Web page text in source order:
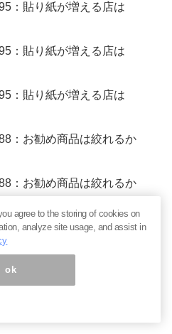
：貼り紙が増える店は
：貼り紙が増える店は
：貼り紙が増える店は
：お勧め商品は絞れるか
：お勧め商品は絞れるか
：お勧め商品は絞れるか
：お勧め商品は絞れるか
agree to the storing of cookies on
analyze site usage, and assist in
ok